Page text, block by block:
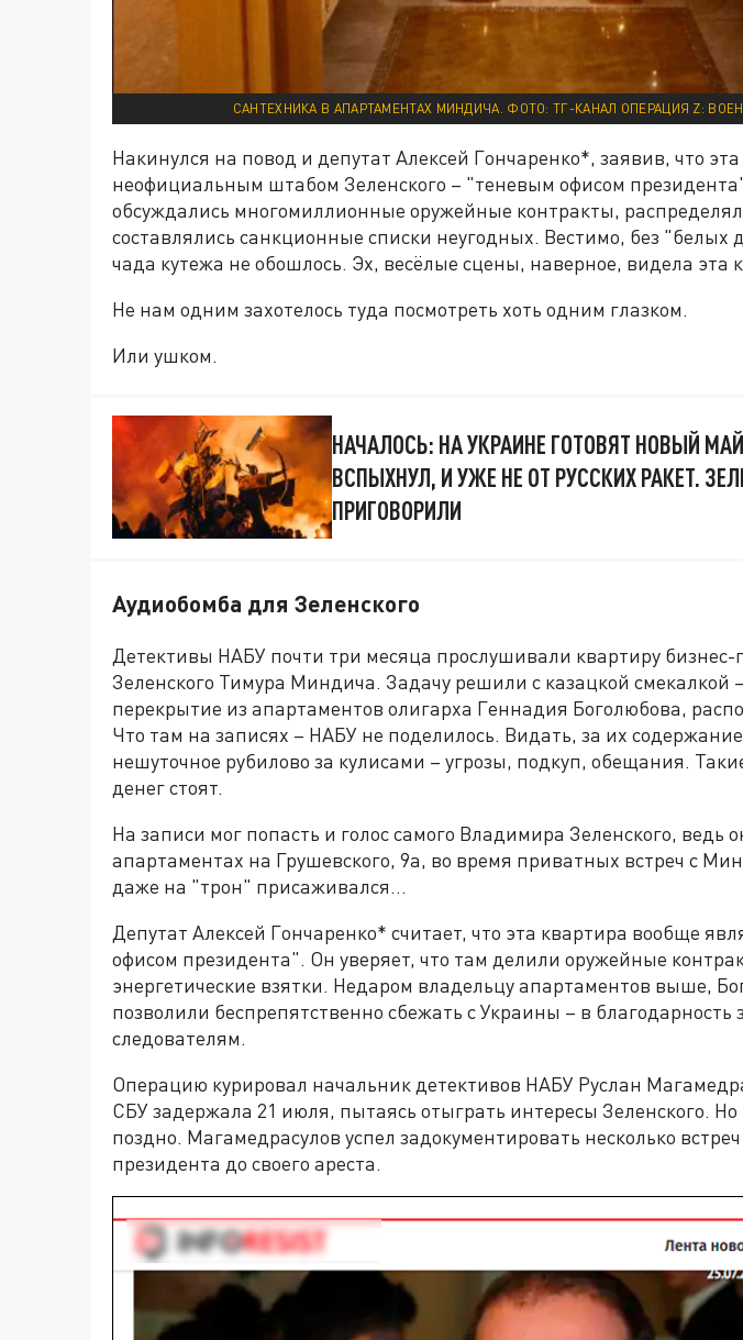
САНТЕХНИКА В АПАРТАМЕНТАХ МИНДИЧА. ФОТО: ТГ-КАНАЛ ОПЕРАЦИЯ Z:
Накинулся на повод и депутат Алексей Гончаренко*, заявив, что
неофициальным штабом Зеленского – "теневым офисом
обсуждались многомиллионные оружейные контракты,
составлялись санкционные списки неугодных. Вестимо, без "белых
чада кутежа не обошлось. Эх, весёлые сцены, наверное, видела эта
Не нам одним захотелось туда посмотреть хоть одним глазком.
Или ушком.
НАЧАЛОСЬ: НА УКРАИНЕ ГОТОВЯТ НОВЫЙ
ВСПЫХНУЛ, И УЖЕ НЕ ОТ РУССКИХ РАКЕТ.
ПРИГОВОРИЛИ
Аудиобомба для Зеленского
Детективы НАБУ почти три месяца прослушивали квартиру бизнес-
Зеленского Тимура Миндича. Задачу решили с казацкой смекалкой
перекрытие из апартаментов олигарха Геннадия Боголюбова,
Что там на записях – НАБУ не поделилось. Видать, за их
нешуточное рубилово за кулисами – угрозы, подкуп, обещания.
денег стоят.
На записи мог попасть и голос самого Владимира Зеленского, ведь
апартаментах на Грушевского, 9а, во время приватных встреч с
даже на "трон" присаживался…
Депутат Алексей Гончаренко* считает, что эта квартира вообще
офисом президента". Он уверяет, что там делили оружейные
энергетические взятки. Недаром владельцу апартаментов выше,
позволили беспрепятственно сбежать с Украины – в благодарность
следователям.
Операцию курировал начальник детективов НАБУ Руслан
СБУ задержала 21 июля, пытаясь отыграть интересы Зеленского.
поздно. Магамедрасулов успел задокументировать несколько
президента до своего ареста.